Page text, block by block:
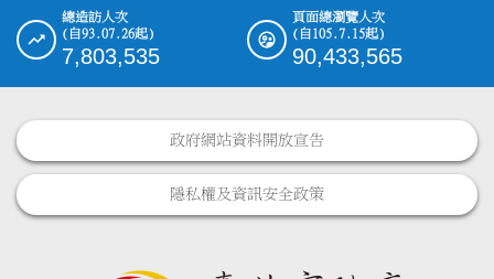
總造訪人次
(自93.07.26起)
7,803,535
頁面總瀏覽人次
(自105.7.15起)
90,433,565
政府網站資料開放宣告
隱私權及資訊安全政策